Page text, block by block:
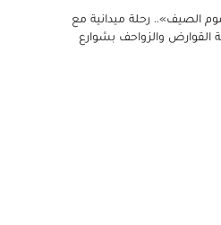
الصيف».. رحلة ميدانية مع
القوارض والزواحف بشوارع